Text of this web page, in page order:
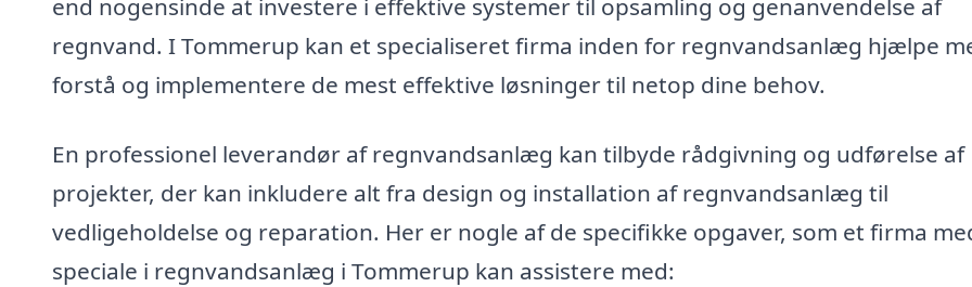
end nogensinde at investere i effektive systemer til opsamling og genanvendelse af
regnvand. I Tommerup kan et specialiseret firma inden for regnvandsanlæg hjælpe
forstå og implementere de mest effektive løsninger til netop dine behov.
En professionel leverandør af regnvandsanlæg kan tilbyde rådgivning og udførelse af
projekter, der kan inkludere alt fra design og installation af regnvandsanlæg til
vedligeholdelse og reparation. Her er nogle af de specifikke opgaver, som et firma
speciale i regnvandsanlæg i Tommerup kan assistere med: